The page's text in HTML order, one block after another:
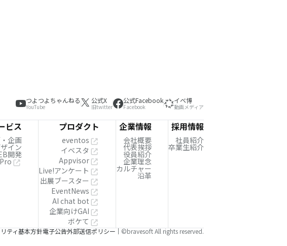
つよつよちゃんねる
YouTube
公式X
旧twitter
公式Facebook
Facebook
イベ博
動画メディア
ビス
企画
イン
開発
プロダクト
eventos
イベスタ
Appvisor
Live!アンケート
出展ブースター
EventNews
AI chat bot
企業向けGAI
ボケて
企業情報
会社概要
代表挨拶
役員紹介
企業理念
カルチャー
沿革
採用情報
社員紹介
卒業生紹介
ティ基本方針電子公告外部送信ポリシー ©bravesoft All rights reserved.